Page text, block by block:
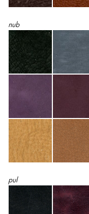
nub
pul